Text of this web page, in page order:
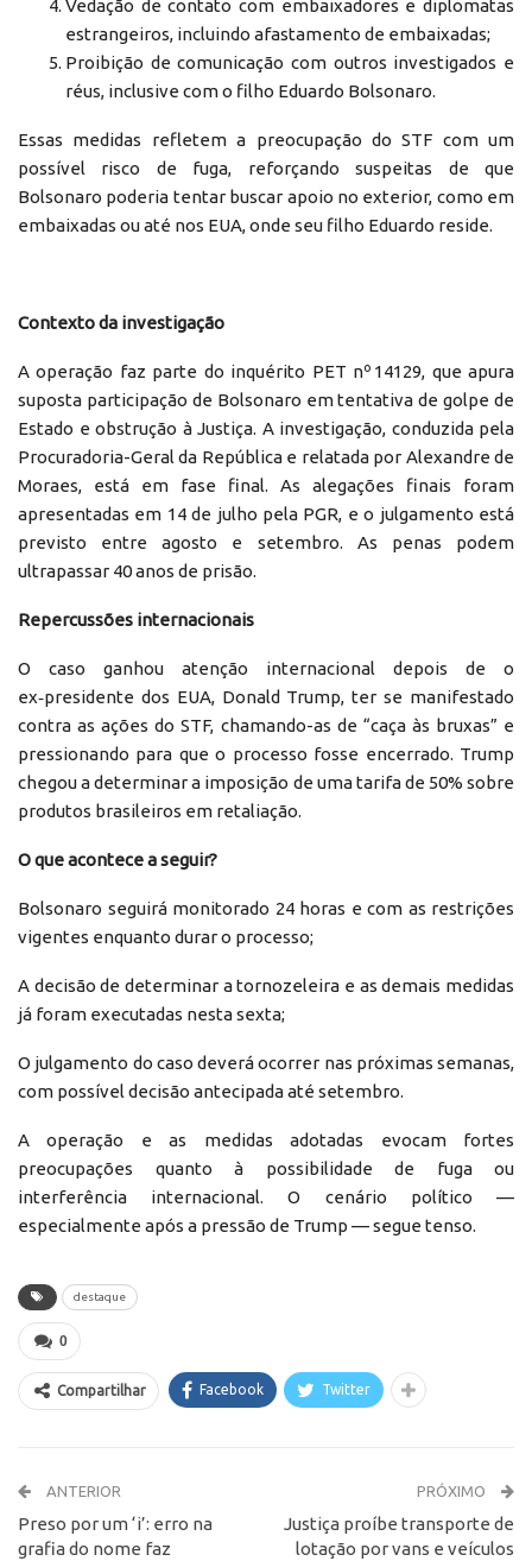
Vedação de contato com embaixadores e diplomatas
estrangeiros, incluindo afastamento de embaixadas;
Proibição de comunicação com outros investigados e
réus, inclusive com o filho Eduardo Bolsonaro.
Essas medidas refletem a preocupação do STF com um
possível risco de fuga, reforçando suspeitas de que
Bolsonaro poderia tentar buscar apoio no exterior, como em
embaixadas ou até nos EUA, onde seu filho Eduardo reside.
Contexto da investigação
A operação faz parte do inquérito PET nº 14129, que apura
suposta participação de Bolsonaro em tentativa de golpe de
Estado e obstrução à Justiça. A investigação, conduzida pela
Procuradoria-Geral da República e relatada por Alexandre de
Moraes, está em fase final. As alegações finais foram
apresentadas em 14 de julho pela PGR, e o julgamento está
previsto entre agosto e setembro. As penas podem
ultrapassar 40 anos de prisão.
Repercussões internacionais
O caso ganhou atenção internacional depois de o
ex‑presidente dos EUA, Donald Trump, ter se manifestado
contra as ações do STF, chamando-as de “caça às bruxas” e
pressionando para que o processo fosse encerrado. Trump
chegou a determinar a imposição de uma tarifa de 50% sobre
produtos brasileiros em retaliação.
O que acontece a seguir?
Bolsonaro seguirá monitorado 24 horas e com as restrições
vigentes enquanto durar o processo;
A decisão de determinar a tornozeleira e as demais medidas
já foram executadas nesta sexta;
O julgamento do caso deverá ocorrer nas próximas semanas,
com possível decisão antecipada até setembro.
A operação e as medidas adotadas evocam fortes
preocupações quanto à possibilidade de fuga ou
interferência internacional. O cenário político —
especialmente após a pressão de Trump — segue tenso.
destaque
0
Compartilhar Facebook Twitter
ANTERIOR
Preso por um ‘i’: erro na
grafia do nome faz
PRÓXIMO
Justiça proíbe transporte de
lotação por vans e veículos